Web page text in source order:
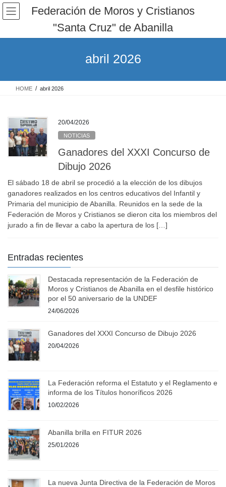
Saltar
Saltar
navegación
Federación de Moros y Cristianos
"Santa Cruz" de Abanilla
abril 2026
HOME abril 2026
20/04/2026
NOTICIAS
Ganadores del XXXI Concurso de
Dibujo 2026
El sábado 18 de abril se procedió a la elección de los dibujos
ganadores realizados en los centros educativos del Infantil y
Primaria del municipio de Abanilla. Reunidos en la sede de la
Federación de Moros y Cristianos se dieron cita los miembros del
jurado a fin de llevar a cabo la apertura de los […]
Entradas recientes
Destacada representación de la Federación de
Moros y Cristianos de Abanilla en el desfile histórico
por el 50 aniversario de la UNDEF
24/06/2026
Ganadores del XXXI Concurso de Dibujo 2026
20/04/2026
La Federación reforma el Estatuto y el Reglamento e
informa de los Títulos honoríficos 2026
10/02/2026
Abanilla brilla en FITUR 2026
25/01/2026
La nueva Junta Directiva de la Federación de Moros